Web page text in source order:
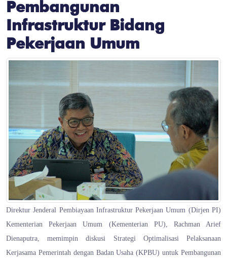
Pembangunan
Infrastruktur Bidang
Pekerjaan Umum
Direktur Jenderal Pembiayaan Infrastruktur Pekerjaan Umum (Dirjen PI)
Kementerian Pekerjaan Umum (Kementerian PU), Rachman Arief
Dienaputra, memimpin diskusi Strategi Optimalisasi Pelaksanaan
Kerjasama Pemerintah dengan Badan Usaha (KPBU) untuk Pembangunan